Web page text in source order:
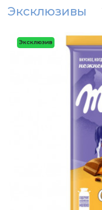
Эксклюзивы
Эксклюзив